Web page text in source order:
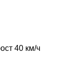
40 км/ч